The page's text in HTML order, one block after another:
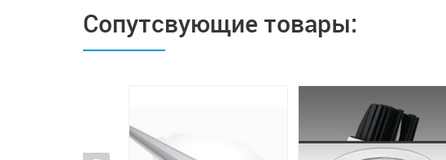
Сопутсвующие товары: